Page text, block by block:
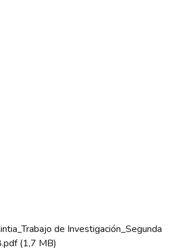
de Investigación_Segunda
(1,7 MB)